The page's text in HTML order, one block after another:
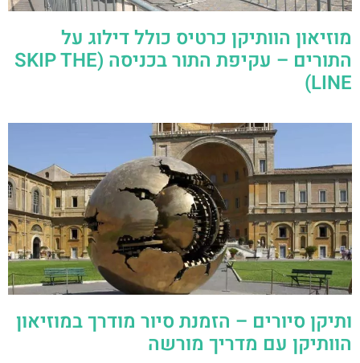
מוזיאון הוותיקן כרטיס כולל דילוג על
התורים – עקיפת התור בכניסה (SKIP THE
LINE)
ותיקן סיורים – הזמנת סיור מודרך במוזיאון
הוותיקן עם מדריך מורשה